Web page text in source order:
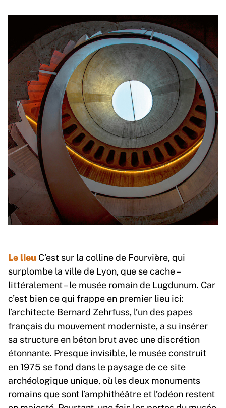
Le lieu C’est sur la colline de Fourvière, qui
surplombe la ville de Lyon, que se cache –
littéralement – le musée romain de Lugdunum. Car
c’est bien ce qui frappe en premier lieu ici:
l’architecte Bernard Zehrfuss, l’un des papes
français du mouvement moderniste, a su insérer
sa structure en béton brut avec une discrétion
étonnante. Presque invisible, le musée construit
en 1975 se fond dans le paysage de ce site
archéologique unique, où les deux monuments
romains que sont l’amphithéâtre et l’odéon restent